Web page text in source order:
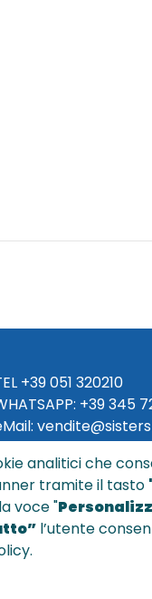
+39 051 320210
+39345
l:
Uffici:
- Ven: 08:30 - 18:00
analitici che
tramite il tasto
voce "
l’utente